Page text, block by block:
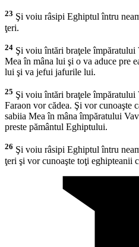
23 Şi voiu râsipi Eghiptul întru
ţeri.
24 Şi voiu întări braţele
Mea în mâna lui şi o va aduce pre
lui şi va jefui jafurile lui.
25 Şi voiu întări braţele
Faraon vor cădea. Şi vor cunoaşte
sabiia Mea în mâna împăratului
preste pământul Eghiptului.
26 Şi voiu râsipi Eghiptul întru
ţeri şi vor cunoaşte toţi eghipteanii